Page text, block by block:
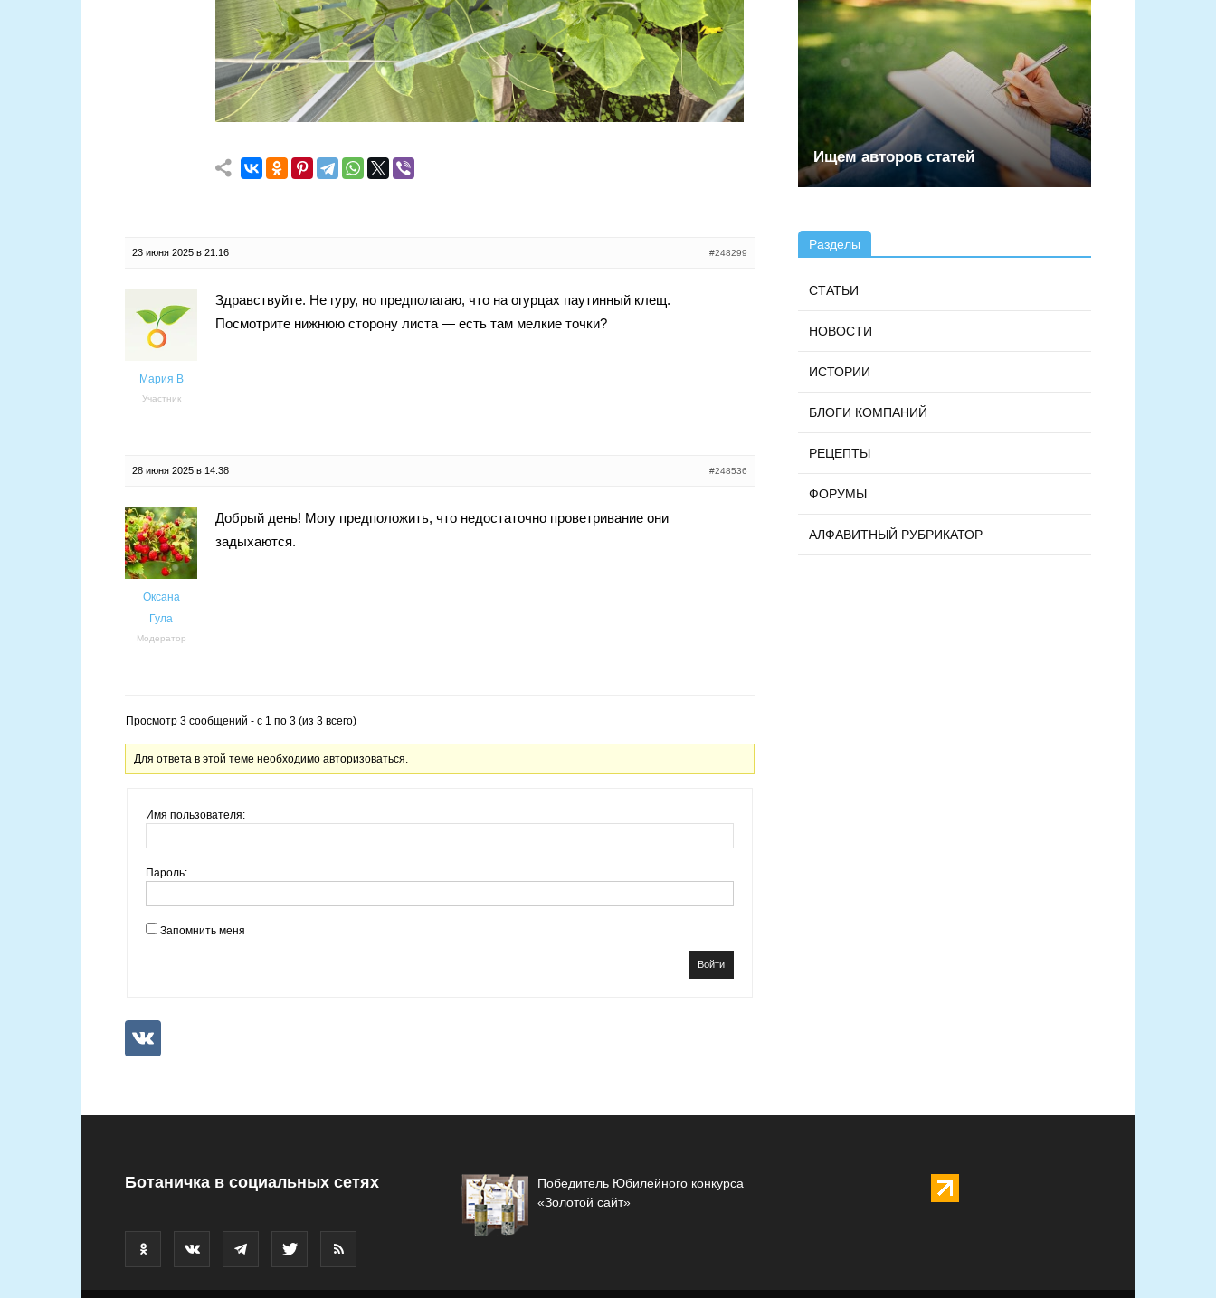
23 июня 2025 в 21:16 #248299
Мария В
Участник
Здравствуйте. Не гуру, но предполагаю, что на огурцах паутинный клещ.
Посмотрите нижнюю сторону листа — есть там мелкие точки?
28 июня 2025 в 14:38 #248536
Оксана
Гула
Модератор
Добрый день! Могу предположить, что недостаточно проветривание они
задыхаются.
Просмотр 3 сообщений - с 1 по 3 (из 3 всего)
Для ответа в этой теме необходимо авторизоваться.
Имя пользователя:
Пароль:
Запомнить меня
Войти
Ищем авторов статей
Разделы
СТАТЬИ
НОВОСТИ
ИСТОРИИ
БЛОГИ КОМПАНИЙ
РЕЦЕПТЫ
ФОРУМЫ
АЛФАВИТНЫЙ РУБРИКАТОР
Ботаничка в социальных сетях
Победитель Юбилейного конкурса
«Золотой сайт»